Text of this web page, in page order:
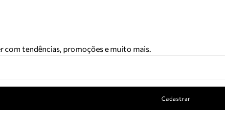
com tendências, promoções e muito mais.
Cadastrar